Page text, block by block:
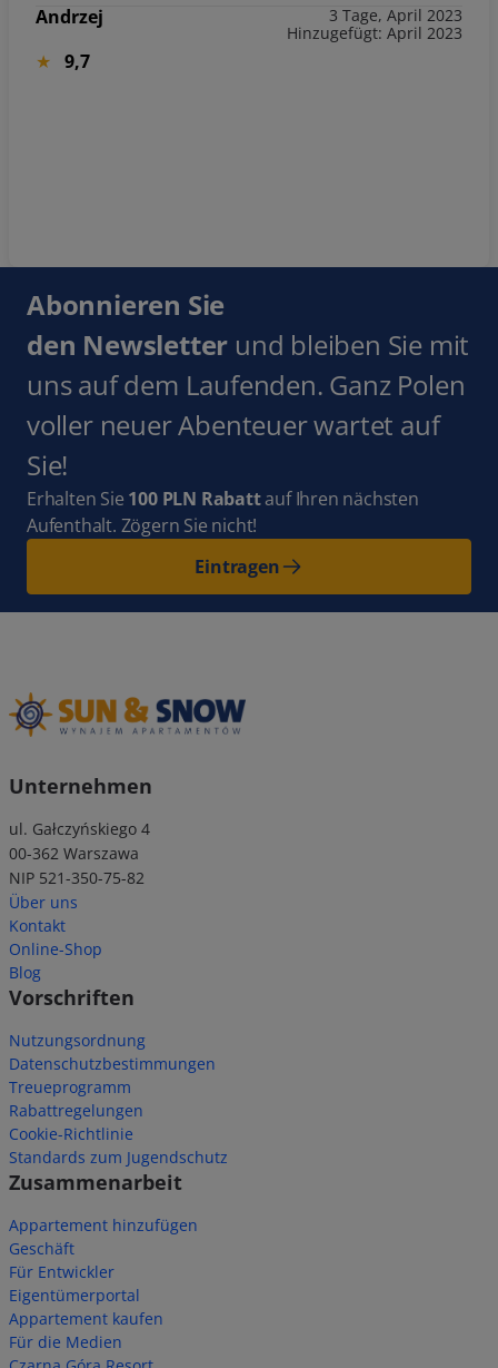
Andrzej
3 Tage, April 2023
Hinzugefügt: April 2023
9,7
Abonnieren Sie
den Newsletter und bleiben Sie mit
uns auf dem Laufenden. Ganz Polen
voller neuer Abenteuer wartet auf
Sie!
Erhalten Sie 100 PLN Rabattauf Ihren nächsten
Aufenthalt. Zögern Sie nicht!
Eintragen
Unternehmen
ul. Gałczyńskiego 4
00-362 Warszawa
NIP 521-350-75-82
Über uns
Kontakt
Online-Shop
Blog
Vorschriften
Nutzungsordnung
Datenschutzbestimmungen
Treueprogramm
Rabattregelungen
Cookie-Richtlinie
Standards zum Jugendschutz
Zusammenarbeit
Appartement hinzufügen
Geschäft
Für Entwickler
Eigentümerportal
Appartement kaufen
Für die Medien